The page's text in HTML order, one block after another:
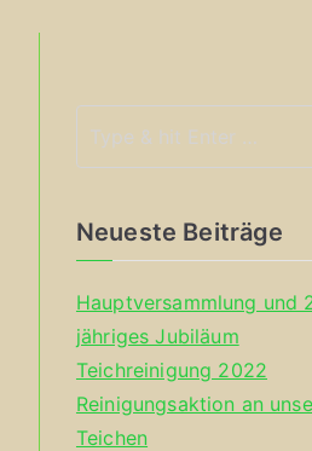
Neueste Beiträge
Hauptversammlung und
jähriges Jubiläum
Teichreinigung 2022
Reinigungsaktion an
Teichen